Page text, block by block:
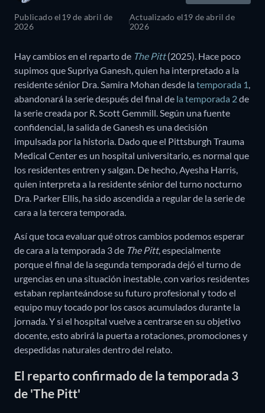
Publicado el19 de abril de
2026
Actualizado el19 de abril de
2026
Hay cambios en el reparto de The Pitt(2025). Hace poco
supimos que Supriya Ganesh, quien ha interpretado a la
residente sénior Dra. Samira Mohan desde la temporada 1
abandonará la serie después del final de la temporada 2de
la serie creada por R. Scott Gemmill. Según una fuente
confidencial, la salida de Ganesh es una decisión
impulsada por la historia. Dado que el Pittsburgh Trauma
Medical Center es un hospital universitario, es normal que
los residentes entren y salgan. De hecho, Ayesha Harris,
quien interpreta a la residente sénior del turno nocturno
Dra. Parker Ellis, ha sido ascendida a regular de la serie de
cara a la tercera temporada.
Así que toca evaluar qué otros cambios podemos esperar
de cara a la temporada 3 de The Pitt, especialmente
porque el final de la segunda temporada dejó el turno de
urgencias en una situación inestable, con varios residentes
estaban replanteándose su futuro profesional y todo el
equipo muy tocado por los casos acumulados durante la
jornada. Y si el hospital vuelve a centrarse en su objetivo
docente, esto abrirá la puerta a rotaciones, promociones y
despedidas naturales dentro del relato.
El reparto confirmado de la temporada 3
de 'The Pitt'